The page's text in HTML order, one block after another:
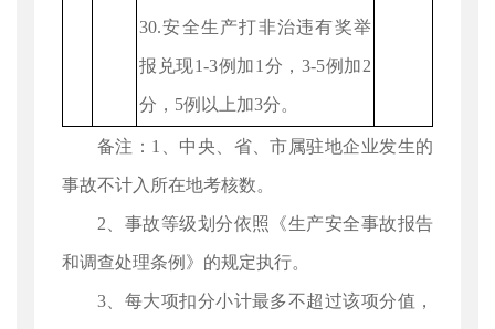
30.安全生产打非治违有奖举
报兑现1-3例加1分，3-5例加2
分，5例以上加3分。
备注：1、中央、省、市属驻地企业发生的
事故不计入所在地考核数。
2、事故等级划分依照《生产安全事故报告
和调查处理条例》的规定执行。
3、每大项扣分小计最多不超过该项分值，